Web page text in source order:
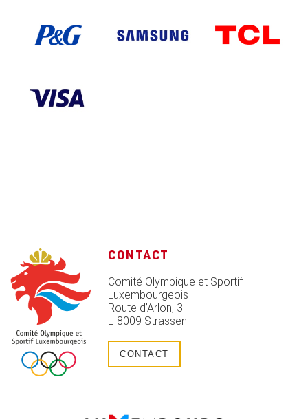
CONTACT
Comité Olympique et Sportif
Luxembourgeois
Route d’Arlon, 3
L-8009 Strassen
CONTACT